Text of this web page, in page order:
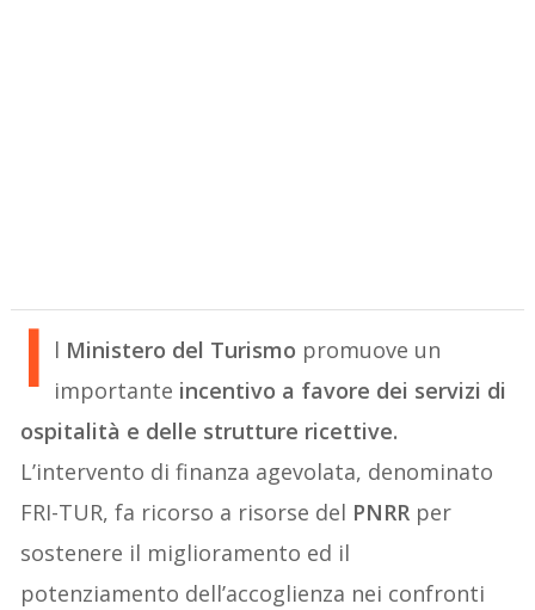
I l Ministero del Turismo promuove un
importante incentivo a favore dei servizi di
ospitalità e delle strutture ricettive.
L’intervento di finanza agevolata, denominato
FRI-TUR, fa ricorso a risorse del PNRR per
sostenere il miglioramento ed il
potenziamento dell’accoglienza nei confronti